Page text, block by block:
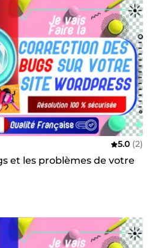
5.0 (2)
et les problèmes de votre